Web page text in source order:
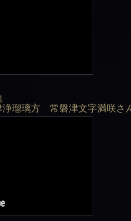
浄瑠璃方 常磐津文字満咲さ